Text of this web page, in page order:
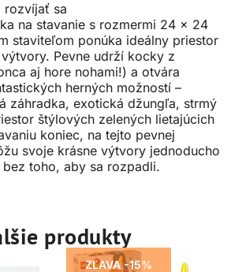
rozvíjať sa
na stavanie s rozmermi 24 x 24
staviteľom ponúka ideálny priestor
Pevne udrží kocky z
aj hore nohami!) a otvára
herných možností –
záhradka, exotická džungľa, strmý
štýlových zelených lietajúcich
koniec, na tejto pevnej
svoje krásne výtvory jednoducho
toho, aby sa rozpadli.
produkty
ZĽAVA -15%